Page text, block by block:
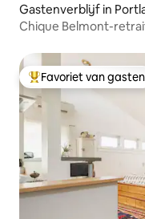
Gastenverblijf in
Chique Belmont-
Topfavoriet van
Favoriet van gasten